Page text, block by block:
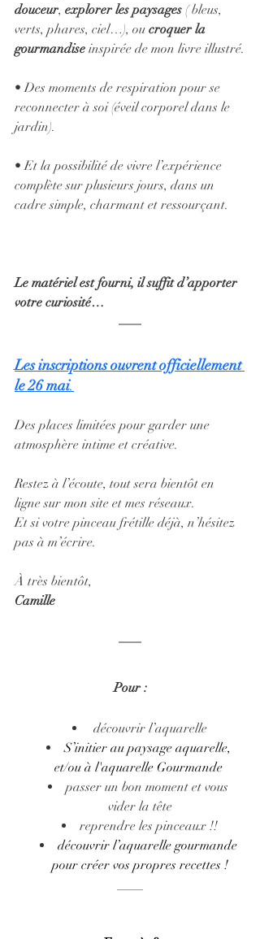
douceur, explorer les paysages ( bleus,
verts, phares, ciel…), ou croquer la
gourmandise inspirée de mon livre illustré.
• Des moments de respiration pour se
reconnecter à soi (éveil corporel dans le
jardin).
• Et la possibilité de vivre l’expérience
complète sur plusieurs jours, dans un
cadre simple, charmant et ressourçant.
Le matériel est fourni, il suffit d’apporter
votre curiosité…
Les inscriptions ouvrent officiellement
le 26 mai.
Des places limitées pour garder une
atmosphère intime et créative.
Restez à l’écoute, tout sera bientôt en
ligne sur mon site et mes réseaux.
Et si votre pinceau frétille déjà, n’hésitez
pas à m’écrire.
À très bientôt,
Camille
Pour :
découvrir l’aquarelle
S’initier au paysage aquarelle,
et/ou à l'aquarelle Gourmande
passer un bon moment et vous
vider la tête
reprendre les pinceaux !!
découvrir l’aquarelle gourmande
pour créer vos propres recettes !